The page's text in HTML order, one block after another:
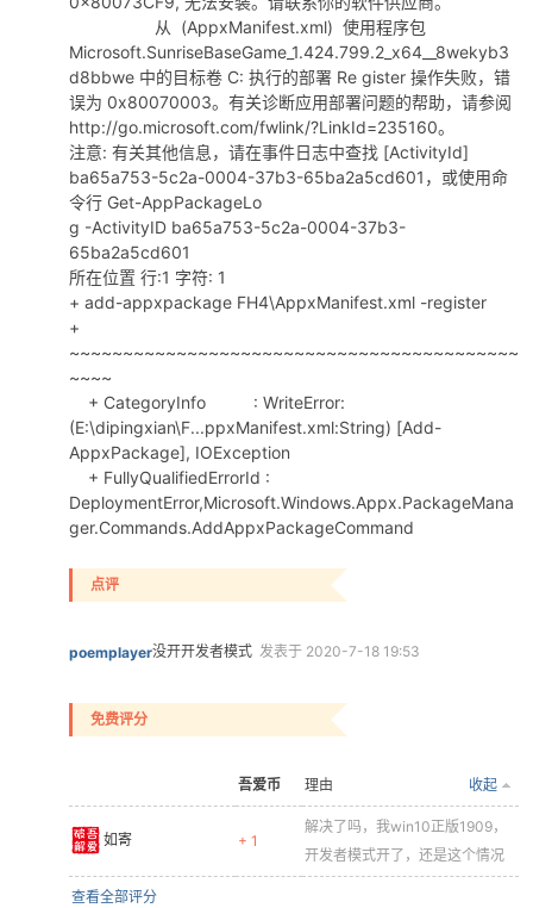
从 (AppxManifest.xml) 使用程序包
Microsoft.SunriseBaseGame_1.424.799.2_x64__8wekyb3
d8bbwe 中的目标卷 C: 执行的部署 Re gister 操作失败，错
误为 0x80070003。有关诊断应用部署问题的帮助，请参阅
http://go.microsoft.com/fwlink/?LinkId=235160。
注意: 有关其他信息，请在事件日志中查找 [ActivityId]
ba65a753-5c2a-0004-37b3-65ba2a5cd601，或使用命
令行 Get-AppPackageLo
g -ActivityID ba65a753-5c2a-0004-37b3-
65ba2a5cd601
所在位置 行:1 字符: 1
+ add-appxpackage FH4\AppxManifest.xml -register
+
~~~~~~~~~~~~~~~~~~~~~~~~~~~~~~~~~~~~~~~~~~
~~~~
+ CategoryInfo : WriteError:
(E:\dipingxian\F...ppxManifest.xml:String) [Add-
AppxPackage], IOException
+ FullyQualifiedErrorId :
DeploymentError,Microsoft.Windows.Appx.PackageMana
ger.Commands.AddAppxPackageCommand
点评
poemplayer没开开发者模式 发表于 2020-7-18 19:53
免费评分
吾爱币 收起
理由
如寄 + 1
解决了吗，我win10正版1909，
开发者模式开了，还是这个情况
查看全部评分